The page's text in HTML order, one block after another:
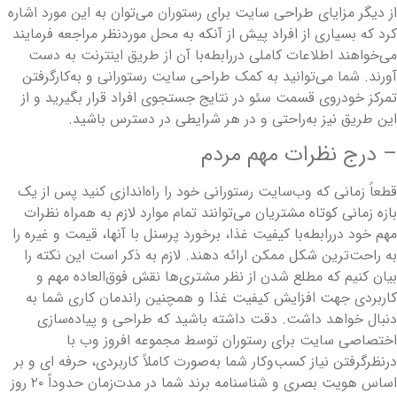
از دیگر مزایای طراحی سایت برای رستوران می‌توان به این مورد اشاره
کرد که بسیاری از افراد پیش از آنکه به محل موردنظر مراجعه فرمایند
می‌خواهند اطلاعات کاملی دررابطه‌با آن از طریق اینترنت به دست
آورند. شما می‌توانید به کمک طراحی سایت رستورانی و به‌کارگرفتن
تمرکز خودروی قسمت سئو در نتایج جستجوی افراد قرار بگیرید و از
این طریق نیز به‌راحتی و در هر شرایطی در دسترس باشید.
– درج نظرات مهم مردم
قطعاً زمانی که وب‌سایت رستورانی خود را راه‌اندازی کنید پس از یک
بازه زمانی کوتاه مشتریان می‌توانند تمام موارد لازم به همراه نظرات
مهم خود دررابطه‌با کیفیت غذا، برخورد پرسنل با آنها، قیمت و غیره را
به راحت‌ترین شکل ممکن ارائه دهند. لازم به ذکر است این نکته را
بیان کنیم که مطلع شدن از نظر مشتری‌ها نقش فوق‌العاده مهم و
کاربردی جهت افزایش کیفیت غذا و همچنین راندمان کاری شما به
دنبال خواهد داشت. دقت داشته باشید که طراحی و پیاده‌سازی
اختصاصی سایت برای رستوران توسط مجموعه افروز وب با
درنظرگرفتن نیاز کسب‌وکار شما به‌صورت کاملاً کاربردی، حرفه ای و بر
اساس هویت بصری و شناسنامه برند شما در مدت‌زمان حدوداً ۲۰ روز